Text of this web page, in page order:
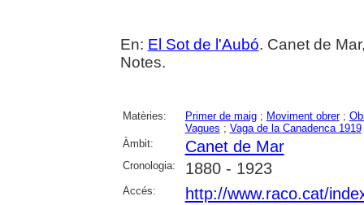
En: El Sot de l'Aubó. Canet de
Notes.
Matèries: Primer de maig; Moviment obrer;
Vagues ; Vaga de la Canadenca 1919
Àmbit:
Canet de Mar
Cronologia: 1880 - 1923
Accés: http://www.raco.cat/